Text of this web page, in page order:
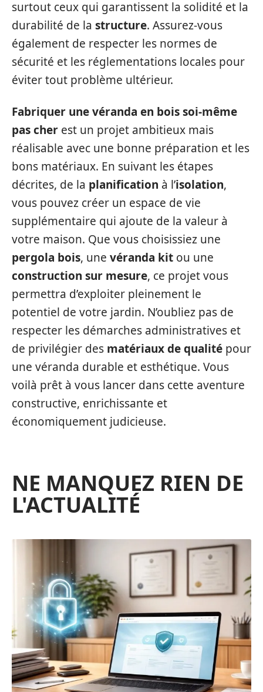
surtout ceux qui garantissent la solidité et la
durabilité de la structure. Assurez-vous
également de respecter les normes de
sécurité et les réglementations locales pour
éviter tout problème ultérieur.
Fabriquer une véranda en bois soi-même
pas cher est un projet ambitieux mais
réalisable avec une bonne préparation et les
bons matériaux. En suivant les étapes
décrites, de la planification à l’isolation,
vous pouvez créer un espace de vie
supplémentaire qui ajoute de la valeur à
votre maison. Que vous choisissiez une
pergola bois, une véranda kit ou une
construction sur mesure, ce projet vous
permettra d’exploiter pleinement le
potentiel de votre jardin. N’oubliez pas de
respecter les démarches administratives et
de privilégier des matériaux de qualité pour
une véranda durable et esthétique. Vous
voilà prêt à vous lancer dans cette aventure
constructive, enrichissante et
économiquement judicieuse.
NE MANQUEZ RIEN DE
L'ACTUALITÉ